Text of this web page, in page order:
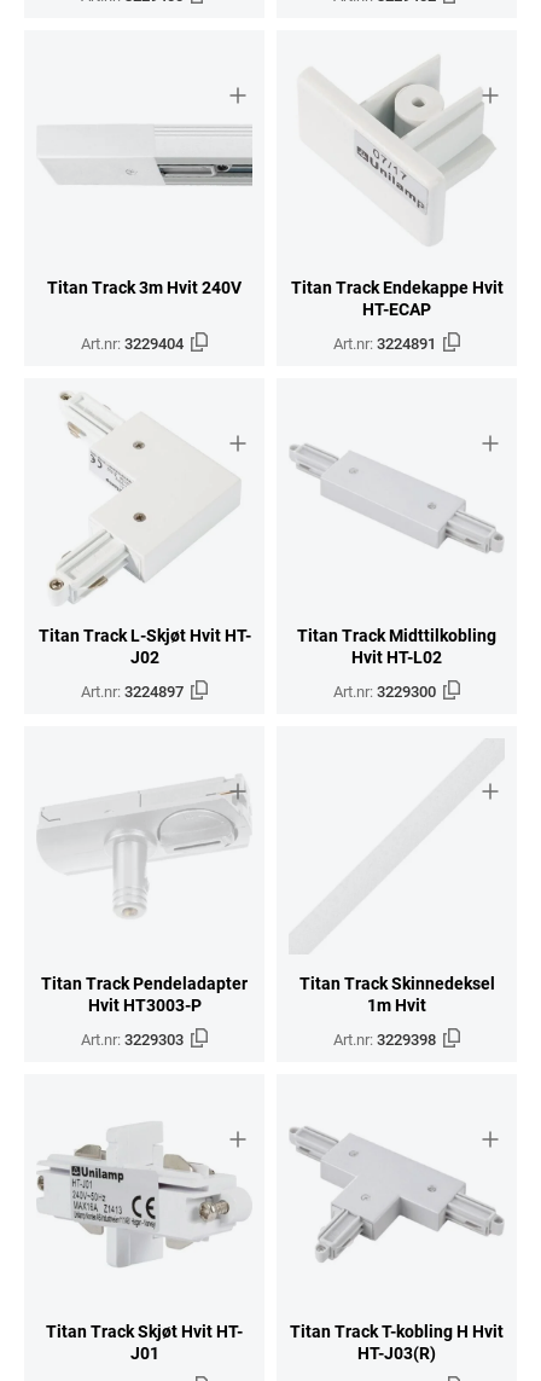
Titan Track 3m Hvit 240V
Art.nr:3229404
Titan Track Endekappe Hvit
HT-ECAP
Art.nr:3224891
Titan Track L-Skjøt Hvit HT-
J02
Art.nr:3224897
Titan Track Midttilkobling
Hvit HT-L02
Art.nr:3229300
Titan Track Pendeladapter
Hvit HT3003-P
Art.nr:3229303
Titan Track Skinnedeksel
1m Hvit
Art.nr:3229398
Titan Track Skjøt Hvit HT-
J01
Titan Track T-kobling H Hvit
HT-J03(R)